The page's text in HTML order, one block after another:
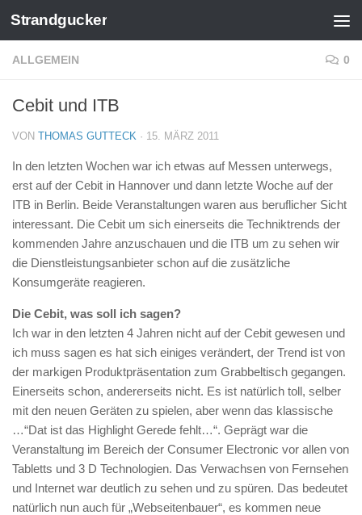
Zum Inhalt springen
Strandgucker
ALLGEMEIN 0
Cebit und ITB
VON THOMAS GUTTECK · 15. MÄRZ 2011
In den letzten Wochen war ich etwas auf Messen unterwegs,
erst auf der Cebit in Hannover und dann letzte Woche auf der
ITB in Berlin. Beide Veranstaltungen waren aus beruflicher Sicht
interessant. Die Cebit um sich einerseits die Techniktrends der
kommenden Jahre anzuschauen und die ITB um zu sehen wir
die Dienstleistungsanbieter schon auf die zusätzliche
Konsumgeräte reagieren.
Die Cebit, was soll ich sagen?
Ich war in den letzten 4 Jahren nicht auf der Cebit gewesen und
ich muss sagen es hat sich einiges verändert, der Trend ist von
der markigen Produktpräsentation zum Grabbeltisch gegangen.
Einerseits schon, andererseits nicht. Es ist natürlich toll, selber
mit den neuen Geräten zu spielen, aber wenn das klassische
…“Dat ist das Highlight Gerede fehlt…“. Geprägt war die
Veranstaltung im Bereich der Consumer Electronic vor allen von
Tabletts und 3 D Technologien. Das Verwachsen von Fernsehen
und Internet war deutlich zu sehen und zu spüren. Das bedeutet
natürlich nun auch für „Webseitenbauer“, es kommen neue